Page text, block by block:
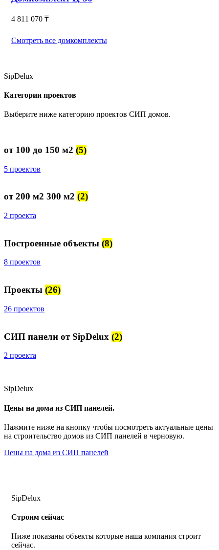
4 811 070 ₸
Смотреть все домкомплекты
SipDelux
Категории проектов
Выберите ниже категорию проектов СИП домов.
от 100 до 150 м2 (5)
5 проектов
от 200 м2 300 м2 (2)
2 проекта
Построенные объекты (8)
8 проектов
Проекты (26)
26 проектов
СИП панели от SipDelux (2)
2 проекта
SipDelux
Цены на дома из СИП панелей.
Нажмите ниже на кнопку чтобы посмотреть актуальные цены
на строительство домов из СИП панелей в черновую.
Цены на дома из СИП панелей
SipDelux
Строим сейчас
Ниже показаны объекты которые наша компания строит
сейчас.